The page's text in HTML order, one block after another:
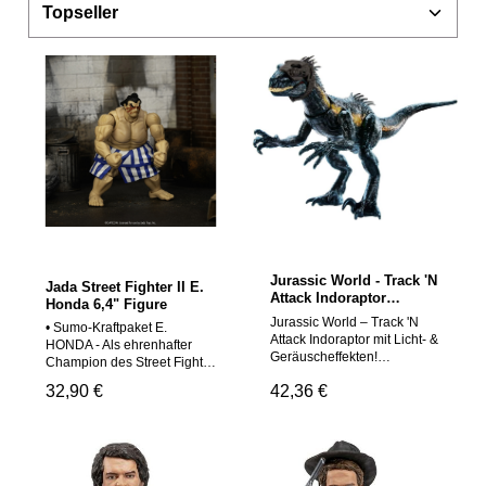
Jada Street Fighter II E.
Honda 6,4" Figure
• Sumo-Kraftpaket E.
HONDA - Als ehrenhafter
Champion des Street Fighter
HONDA mit traditionellem
original Capcom Lizenz die
Bühne.• Kraftvoll & extrem
Regulärer Preis:
32,90 €
Jurassic World - Track 'N
Attack Indoraptor
(HKY12)
Jurassic World – Track 'N
Attack Indoraptor mit Licht- &
Geräuscheffekten!
Tauche ein in die wilde Welt
Attack Indoraptor! Diese
furchteinflößende Figur ist
vom berüchtigten Hybrid-
Regulärer Preis:
42,36 €